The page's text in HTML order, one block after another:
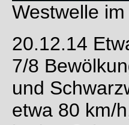
Westwelle
20.12.14
7/8
und
etwa 80 km/